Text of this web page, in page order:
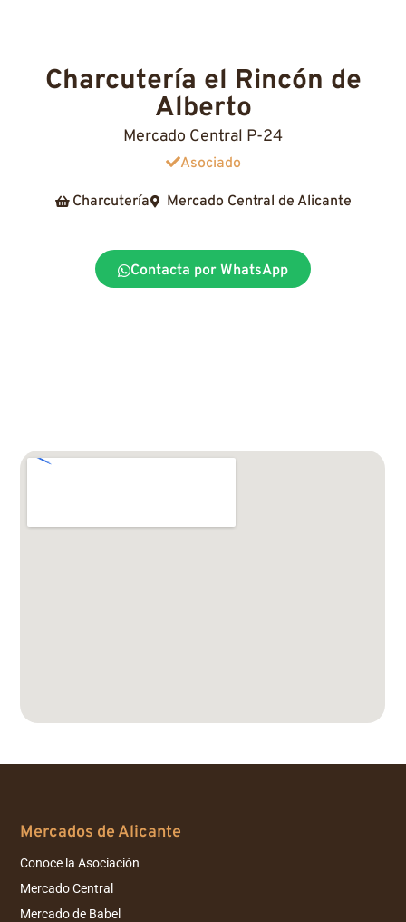
Charcutería el Rincón de
Alberto
Mercado Central P-24
Asociado
Charcutería Mercado Central de Alicante
Contacta por WhatsApp
Mercados de Alicante
Conoce la Asociación
Mercado Central
Mercado de Babel